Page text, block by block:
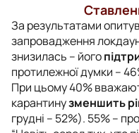
За результатами
запровадження
знизилась – його
протилежної думки –
При цьому 40%
карантинузменшить
грудні – 52%). 55% –